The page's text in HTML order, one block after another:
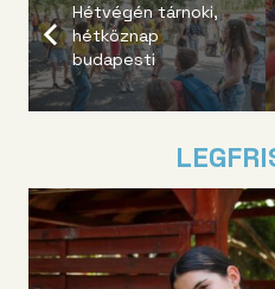
Hétvégén tárnoki,
hétköznap
budapesti